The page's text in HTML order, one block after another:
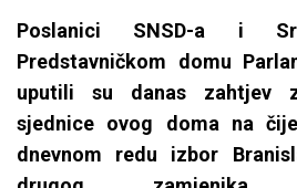
Poslanici SNSD-a i
Predstavničkom domu
uputili su danas zahtjev
sjednice ovog doma na
dnevnom redu izbor